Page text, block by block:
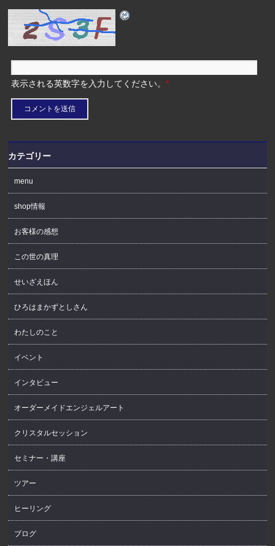
表示される英数字を入力してください。*
カテゴリー
menu
shop情報
お客様の感想
この世の真理
せいざえほん
ひろはまかずとしさん
わたしのこと
イベント
インタビュー
オーダーメイドエンジェルアート
クリスタルセッション
セミナー・講座
ツアー
ヒーリング
ブログ